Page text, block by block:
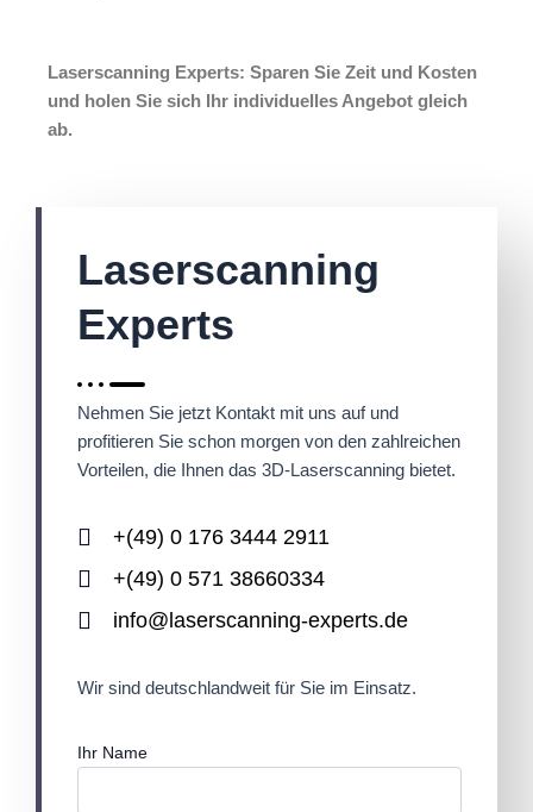
Laserscanning Experts: Sparen Sie Zeit und Kosten
und holen Sie sich Ihr individuelles Angebot gleich
ab.
Laserscanning
Experts
Nehmen Sie jetzt Kontakt mit uns auf und
profitieren Sie schon morgen von den zahlreichen
Vorteilen, die Ihnen das 3D-Laserscanning bietet.
+(49) 0 176 3444 2911
+(49) 0 571 38660334
info@laserscanning-experts.de
Wir sind deutschlandweit für Sie im Einsatz.
Ihr Name